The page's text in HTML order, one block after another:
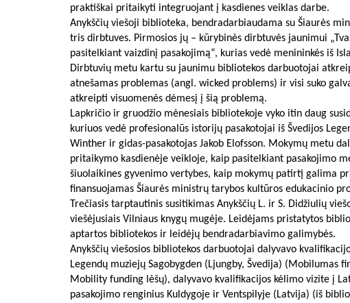
praktiškai pritaikyti integruojant į kasdienes veiklas darbe.
Anykščių viešoji biblioteka, bendradarbiaudama su Šiaurės
tris dirbtuves. Pirmosios jų – kūrybinės dirbtuvės jaunimui
pasitelkiant vaizdinį pasakojimą“, kurias vedė menininkės iš
Dirbtuvių metu kartu su jaunimu bibliotekos darbuotojai
atnešamas problemas (angl. wicked problems) ir visi suko
atkreipti visuomenės dėmesį į šią problemą.
Lapkričio ir gruodžio mėnesiais bibliotekoje vyko itin daug
kuriuos vedė profesionalūs istorijų pasakotojai iš Švedijos
Winther ir gidas-pasakotojas Jakob Elofsson. Mokymų metu
pritaikymo kasdienėje veikloje, kaip pasitelkiant pasakojimo
šiuolaikines gyvenimo vertybes, kaip mokymų patirtį galima
finansuojamas Šiaurės ministrų tarybos kultūros edukacinio
Trečiasis tarptautinis susitikimas Anykščių L. ir S. Didžiulių
viešėjusiais Vilniaus knygų mugėje. Leidėjams pristatytos
aptartos bibliotekos ir leidėjų bendradarbiavimo galimybės.
Anykščių viešosios bibliotekos darbuotojai dalyvavo
Legendų muziejų Sagobygden (Ljungby, Švedija) (Mobilumas
Mobility funding lėšų), dalyvavo kvalifikacijos kėlimo vizite į
pasakojimo renginius Kuldygoje ir Ventspilyje (Latvija) (iš